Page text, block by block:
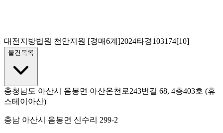
대전지방법원 천안지원 [경매6계]2024타경103174[10]
물건목록
충청남도 아산시 음봉면 아산온천로243번길 68, 4층403호 (휴
스테이아산)
충남 아산시 음봉면 신수리 299-2